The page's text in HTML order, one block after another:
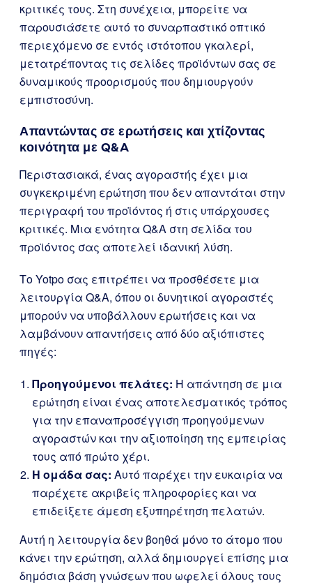
κριτικές τους. Στη συνέχεια, μπορείτε να
παρουσιάσετε αυτό το συναρπαστικό οπτικό
περιεχόμενο σε εντός ιστότοπου γκαλερί,
μετατρέποντας τις σελίδες προϊόντων σας σε
δυναμικούς προορισμούς που δημιουργούν
εμπιστοσύνη.
Απαντώντας σε ερωτήσεις και χτίζοντας
κοινότητα με Q&A
Περιστασιακά, ένας αγοραστής έχει μια
συγκεκριμένη ερώτηση που δεν απαντάται στην
περιγραφή του προϊόντος ή στις υπάρχουσες
κριτικές. Μια ενότητα Q&A στη σελίδα του
προϊόντος σας αποτελεί ιδανική λύση.
Το Yotpo σας επιτρέπει να προσθέσετε μια
λειτουργία Q&A, όπου οι δυνητικοί αγοραστές
μπορούν να υποβάλλουν ερωτήσεις και να
λαμβάνουν απαντήσεις από δύο αξιόπιστες
πηγές:
Προηγούμενοι πελάτες: Η απάντηση σε μια
ερώτηση είναι ένας αποτελεσματικός τρόπος
για την επαναπροσέγγιση προηγούμενων
αγοραστών και την αξιοποίηση της εμπειρίας
τους από πρώτο χέρι.
Η ομάδα σας: Αυτό παρέχει την ευκαιρία να
παρέχετε ακριβείς πληροφορίες και να
επιδείξετε άμεση εξυπηρέτηση πελατών.
Αυτή η λειτουργία δεν βοηθά μόνο το άτομο που
κάνει την ερώτηση, αλλά δημιουργεί επίσης μια
δημόσια βάση γνώσεων που ωφελεί όλους τους